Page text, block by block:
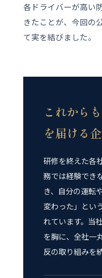
各ドライバーが高い
きたことが、今回の
て実を結びました。
これから
を届ける
研修を終えた各
務では経験でき
き、自分の運転
変わった」とい
れています。当
を胸に、全社一
反の取り組みを